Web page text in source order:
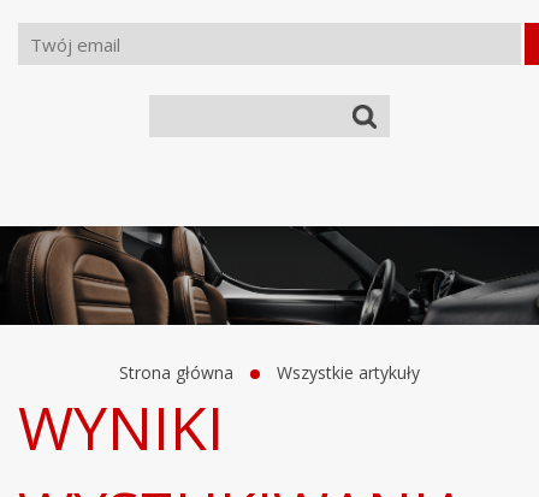
Strona główna Wszystkie artykuły
WYNIKI